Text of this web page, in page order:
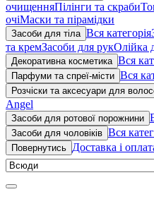
очищенняПілінги та скраби
очіМаски та пірамідки
Засоби для тіла Вся категорія
та кремЗасоби для рукОлійка
Декоративна косметика Вся
Парфуми та спреї-місти Вся
Розчіски та аксесуари для
Angel
Засоби для ротової порожнини
Засоби для чоловіків Вся
Повернутись Доставка i